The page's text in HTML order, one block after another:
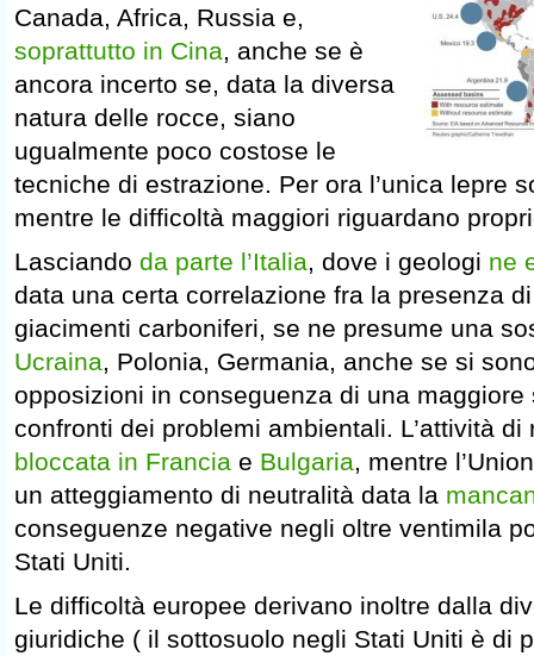
Canada, Africa, Russia e,
soprattutto in Cina, anche se è
ancora incerto se, data la diversa
natura delle rocce, siano
ugualmente poco costose le
tecniche di estrazione. Per ora l’unica lepre
mentre le difficoltà maggiori riguardano
Lasciando da parte l’Italia, dove i geologi ne
data una certa correlazione fra la presenza
giacimenti carboniferi, se ne presume una
Ucraina, Polonia, Germania, anche se si
opposizioni in conseguenza di una maggiore
confronti dei problemi ambientali. L’attività
bloccata in Francia e Bulgaria, mentre
un atteggiamento di neutralità data la
conseguenze negative negli oltre ventimila
Stati Uniti.
Le difficoltà europee derivano inoltre dalla
giuridiche ( il sottosuolo negli Stati Uniti è di